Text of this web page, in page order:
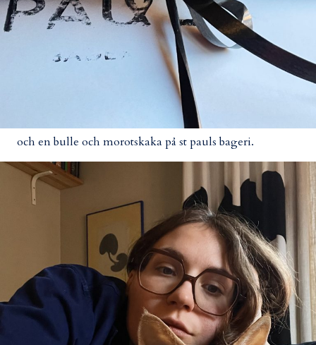
och en bulle och morotskaka på st pauls bageri.